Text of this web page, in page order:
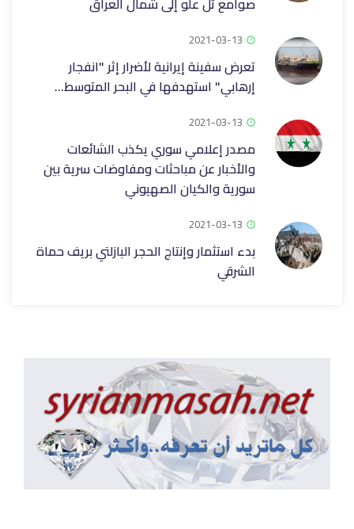
2021-03-13
تعرض سفينة إيرانية لأضرار إثر "انفجار
إرهابي" استهدفها في البحر المتوسط...
2021-03-13
مصدر إعلامي سوري يكذب الشائعات
والأخبار عن مباحثات ومفاوضات سرية بين
سورية والكيان الصهيوني
2021-03-13
بدء استثمار وإنتاج الحجر البازلتي بريف حماة
الشرقي